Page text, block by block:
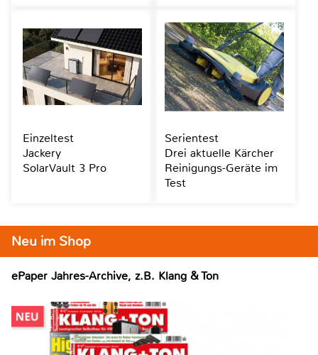
Neu im Shop
ePaper Jahres-Archive, z.B. Klang & Ton
Einzeltest
Jackery
SolarVault 3 Pro
Serientest
Drei aktuelle Kärcher
Reinigungs-Geräte im
Test